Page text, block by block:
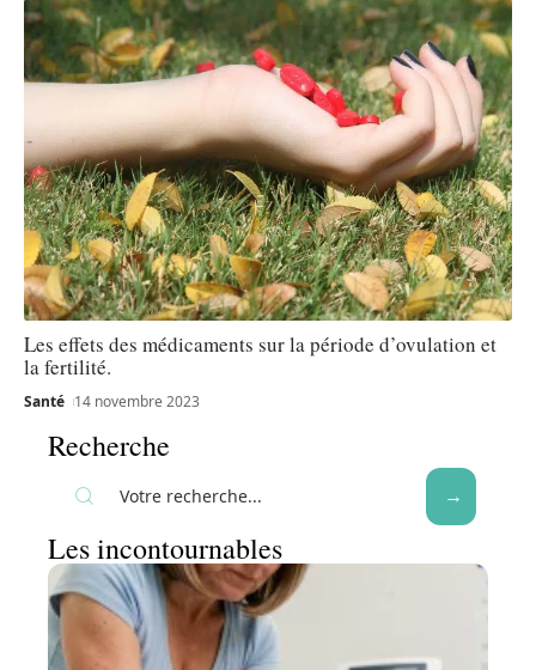
Les effets des médicaments sur la période d’ovulation et
la fertilité.
Santé 14 novembre 2023
Recherche
Les incontournables